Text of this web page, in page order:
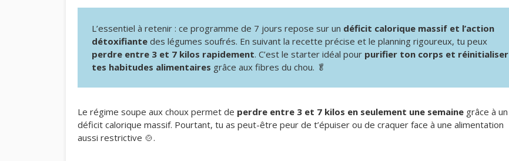
L’essentiel à retenir : ce programme de 7 jours repose sur un déficit calorique massif et l’action
détoxifiante des légumes soufrés. En suivant la recette précise et le planning rigoureux, tu peux
perdre entre 3 et 7 kilos rapidement. C’est le starter idéal pour purifier ton corps et réinitialiser
tes habitudes alimentaires grâce aux fibres du chou. 🥬
Le régime soupe aux choux permet de perdre entre 3 et 7 kilos en seulement une semaine grâce à un
déficit calorique massif. Pourtant, tu as peut-être peur de t’épuiser ou de craquer face à une alimentation
aussi restrictive 🍲.